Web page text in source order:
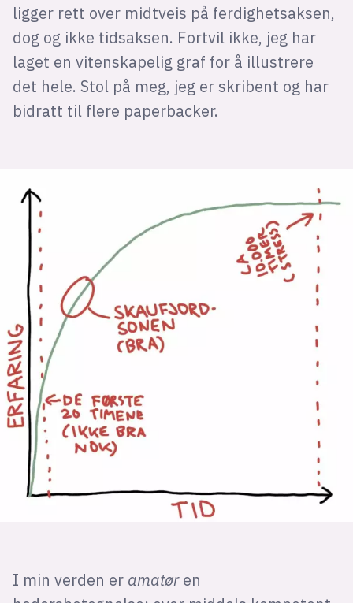
ligger rett over midtveis på ferdighetsaksen,
dog og ikke tidsaksen. Fortvil ikke, jeg har
laget en vitenskapelig graf for å illustrere
det hele. Stol på meg, jeg er skribent og har
bidratt til flere paperbacker.
I min verden er amatøren